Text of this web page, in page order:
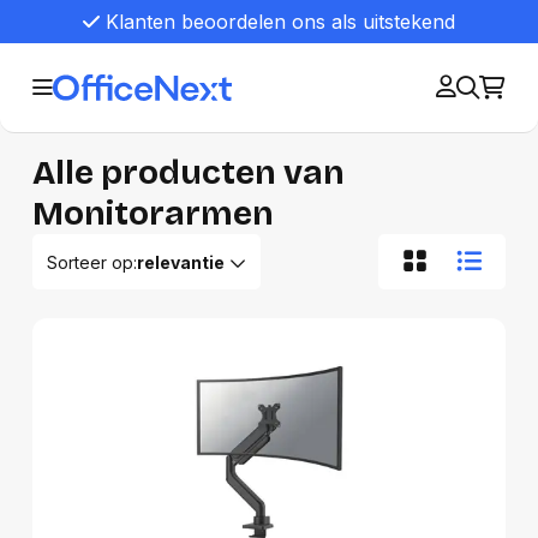
Klanten beoordelen ons als uitstekend
Alle producten van
Monitorarmen
Sorteer op:relevantie